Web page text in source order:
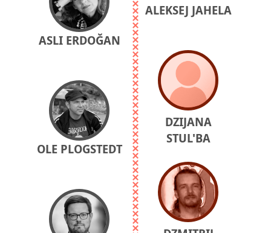
ASLI ERDOĞAN
OLE PLOGSTEDT
ALEKSEJ JAHELA
DZIJANA
STUL'BA